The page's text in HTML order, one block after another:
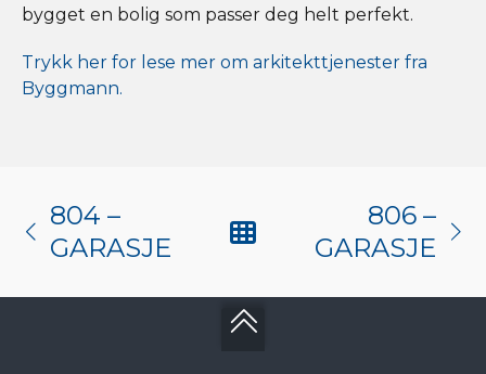
bygget en bolig som passer deg helt perfekt.
Trykk her for lese mer om arkitekttjenester fra
Byggmann.
804 –
GARASJE
806 –
GARASJE